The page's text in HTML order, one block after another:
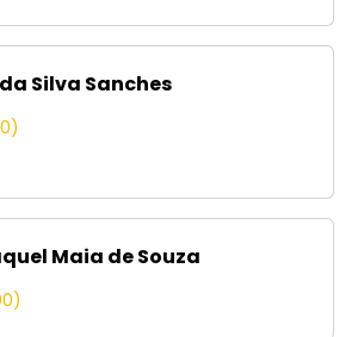
Silva Sanches
Maia de Souza